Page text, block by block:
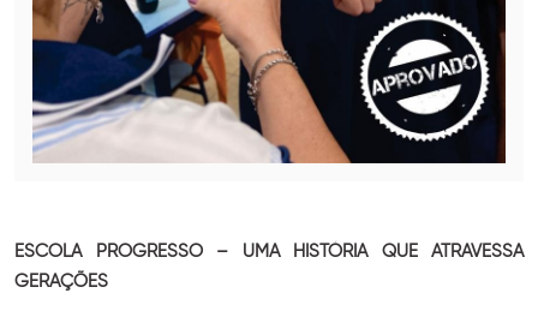
ESCOLA PROGRESSO – UMA HISTÓRIA QUE ATRAVESSA
GERAÇÕES